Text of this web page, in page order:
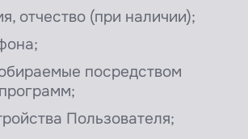
отчество (при наличии);
посредством
Пользователя;